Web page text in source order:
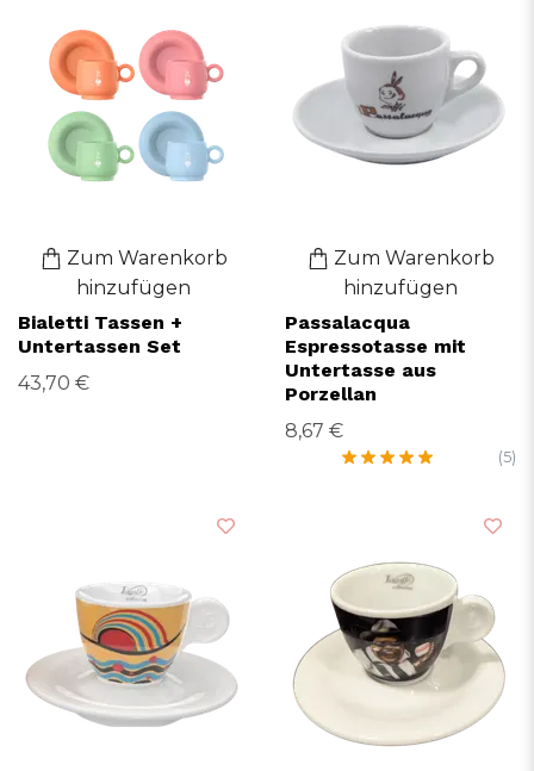
Zum Warenkorb
hinzufügen
Bialetti Tassen +
Untertassen Set
43,70 €
Zum Warenkorb
hinzufügen
Passalacqua
Espressotasse mit
Untertasse aus
Porzellan
8,67 €
(5)